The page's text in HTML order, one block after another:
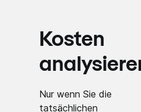
Kosten
Nur wenn Sie die
tatsächlichen